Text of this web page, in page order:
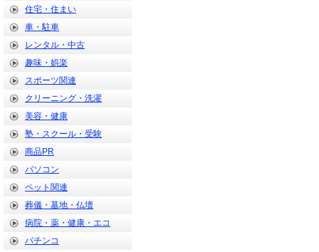
住宅・住まい
車・駐車
レンタル・中古
趣味・娯楽
スポーツ関連
クリーニング・洗濯
美容・健康
塾・スクール・受験
商品PR
パソコン
ペット関連
葬儀・墓地・仏壇
病院・薬・健康・エコ
パチンコ